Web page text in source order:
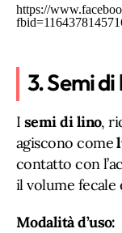
https://
3. Semi
I semi di lino,
agiscono come
contatto con
il volume fecale
Modalità d’uso: